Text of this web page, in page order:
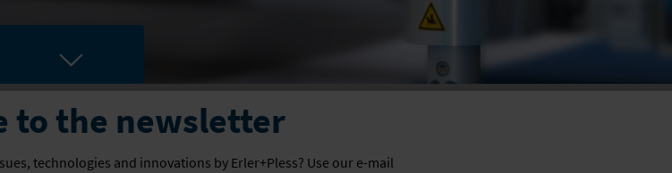
to the newsletter
technologies and innovations by Erler+Pless? Use our e-mail